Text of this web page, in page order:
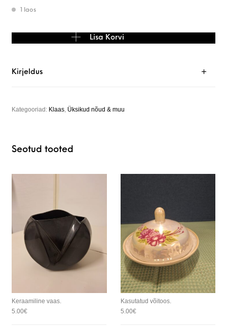
1 laos
Raske kauss. kogus Lisa Korvi
Kirjeldus
Kategooriad: Klaas, Üksikud nõud & muu
Seotud tooted
Keraamiline vaas.
5.00€
Kasutatud võitoos.
5.00€